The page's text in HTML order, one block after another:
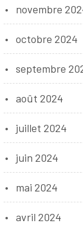
novembre
octobre 2024
septembre
août 2024
juillet 2024
juin 2024
mai 2024
avril 2024